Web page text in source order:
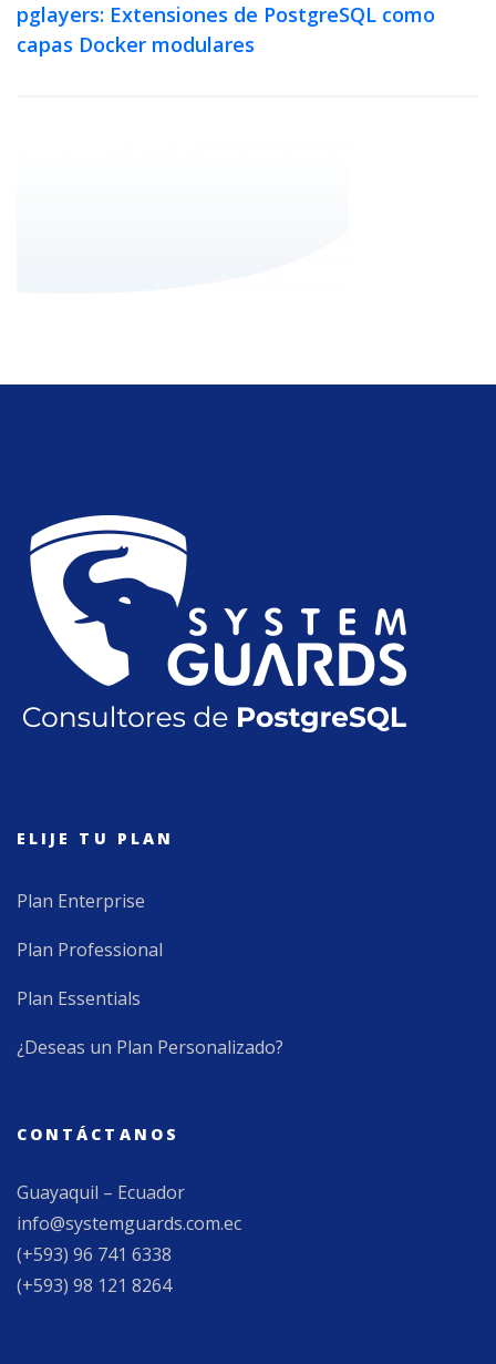
pglayers: Extensiones de PostgreSQL como
capas Docker modulares
ELIJE TU PLAN
Plan Enterprise
Plan Professional
Plan Essentials
¿Deseas un Plan Personalizado?
CONTÁCTANOS
Guayaquil – Ecuador
info@systemguards.com.ec
(+593) 96 741 6338
(+593) 98 121 8264